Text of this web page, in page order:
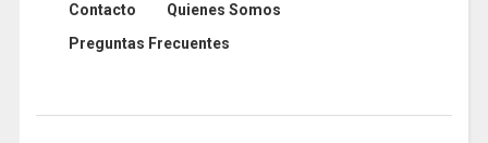
Contacto
Quienes Somos
Preguntas Frecuentes